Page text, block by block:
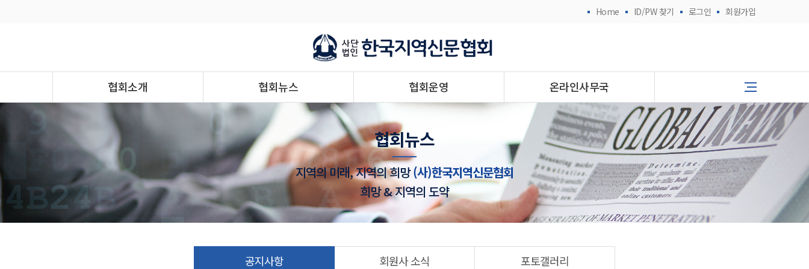
Home ID/PW 찾기 로그인 회원가입
협회소개 협회뉴스 협회운영 온라인사무국
협회뉴스
지역의 미래, 지역의 희망(사)한국지역신문협회
희망 & 지역의 도약
공지사항 회원사 소식 포토갤러리